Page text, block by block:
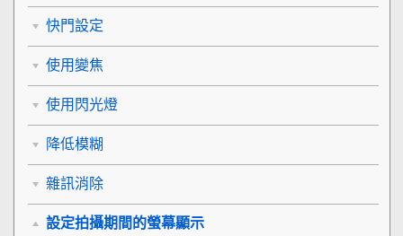
快門設定
使用變焦
使用閃光燈
降低模糊
雜訊消除
設定拍攝期間的螢幕顯示